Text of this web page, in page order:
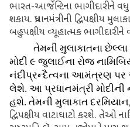
ભારત-આર્જેન્‍ટિના ભાગીદારીને વધુ
શકાય. પ્રધાનમંત્રીની દ્વિપક્ષીય
બહુપક્ષીય વ્‍યૂહાત્‍મક
તેમની મુલાકાતના છેલ્લા
મોદી ૯ જુલાઈના રોજ
નંદીપ્રન્‍દૈત્‍વના આમંત્રણ
લેશે. આ પ્રધાનમંત્રી મોદીની
હશે. તેમની મુલાકાત દરમિયાન
દ્વિપક્ષીય વાટાઘાટો કરશે. તેઓ